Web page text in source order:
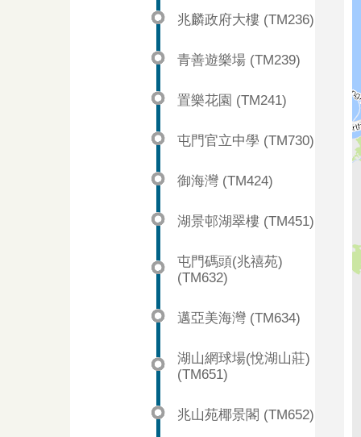
兆麟政府大樓 (TM236)
青善遊樂場 (TM239)
置樂花園 (TM241)
屯門官立中學 (TM730)
御海灣 (TM424)
湖景邨湖翠樓 (TM451)
屯門碼頭(兆禧苑)
(TM632)
邁亞美海灣 (TM634)
湖山網球場(悅湖山莊)
(TM651)
兆山苑椰景閣 (TM652)